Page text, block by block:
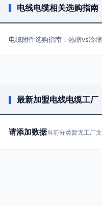
电线电缆相关选购指南
电缆附件选购指南：热缩vs冷
最新加盟电线电缆工厂
请添加数据当前分类暂无工厂